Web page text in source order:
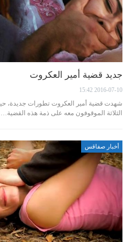
جديد قضية أمير العكروت
2016-07-10 15:42
شهدت قضية أمير العكروت تطورات جديدة،
الثلاثة الموقوفون معه على ذمة هذه القضية…
أخبار صفاقس